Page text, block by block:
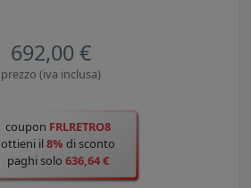
692,00 €
prezzo (iva inclusa)
coupon FRLRETRO8
ottieni il8% di sconto
paghi solo 636,64 €